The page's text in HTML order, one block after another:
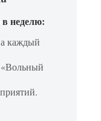
неделю:
каждый
«Вольный